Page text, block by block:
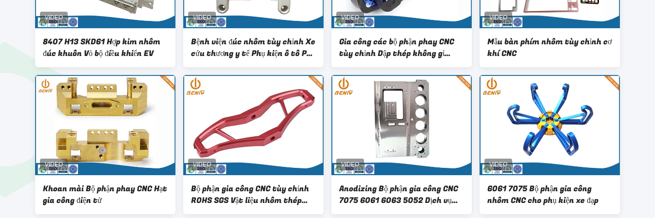
8407 H13 SKD61 Hợp kim nhôm
đúc khuôn Vỏ bộ điều khiển EV
Bệnh viện đúc nhôm tùy chỉnh Xe
cứu thương y tế Phụ kiện ô tô Phụ
Gia công các bộ phận phay CNC
tùy chỉnh Dập thép không gỉ
Mẫu bàn phím nhôm tùy chỉnh cơ
khí CNC
Khoan mài Bộ phận phay CNC Hạt
gia công điện tử
Bộ phận gia công CNC tùy chỉnh
ROHS SGS Vật liệu nhôm thép
Anodizing Bộ phận gia công CNC
7075 6061 6063 5052 Dịch vụ
6061 7075 Bộ phận gia công
nhôm CNC cho phụ kiện xe đạp